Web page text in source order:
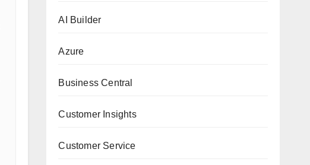
AI Builder
Azure
Business Central
Customer Insights
Customer Service